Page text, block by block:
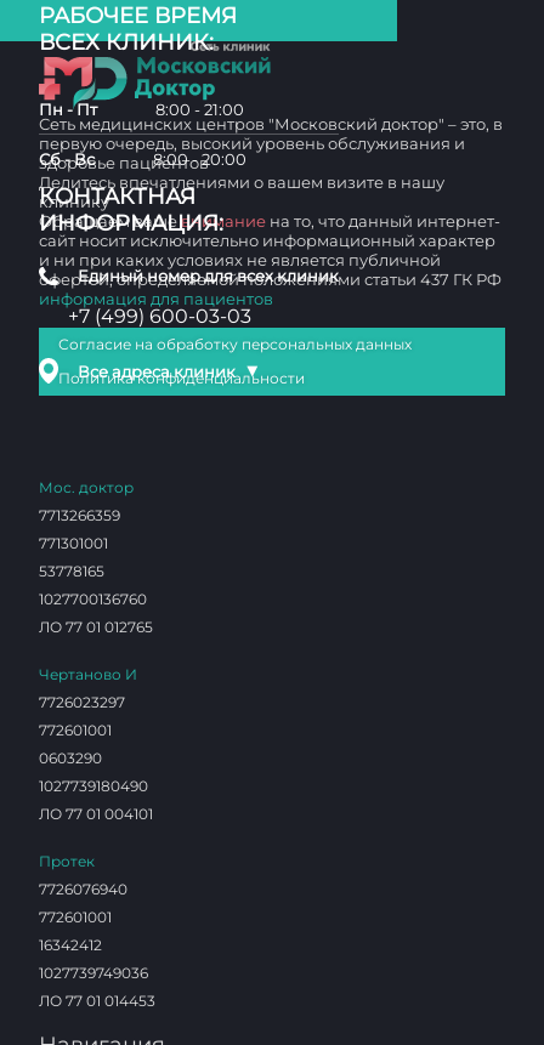
РАБОЧЕЕ ВРЕМЯ
ВСЕХ КЛИНИК:
Пн - Пт 8:00 - 21:00
Сб - Вс 8:00 - 20:00
КОНТАКТНАЯ
ИНФОРМАЦИЯ:
Единый номер для всех клиник
+7 (499) 600-03-03
Все адреса клиник ▼
Сеть медицинских центров "Московский доктор" – это, в
первую очередь, высокий уровень обслуживания и
здоровье пациентов
Делитесь впечатлениями о вашем визите в нашу
клинику
Обращаем вашевнимание на то, что данный интернет-
сайт носит исключительно информационный характер
и ни при каких условиях не является публичной
офертой, определяемой положениями статьи 437 ГК РФ
информация для пациентов
Согласие на обработку персональных данных
Политика конфиденциальности
Мос. доктор
7713266359
771301001
53778165
1027700136760
ЛО 77 01 012765
Чертаново И
7726023297
772601001
0603290
1027739180490
ЛО 77 01 004101
Протек
7726076940
772601001
16342412
1027739749036
ЛО 77 01 014453